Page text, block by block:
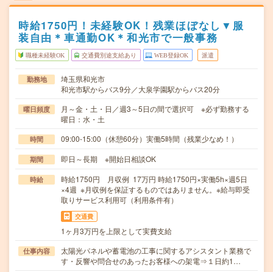
時給1750円！未経験OK！残業ほぼなし▼服
装自由＊車通勤OK＊和光市で一般事務
職種未経験OK 交通費別途支給あり WEB登録OK 派遣
勤務地
埼玉県和光市
和光市駅からバス9分／大泉学園駅からバス20分
曜日頻度
月～金・土・日／週3～5日の間で選択可 ※必ず勤務する
曜日：水・土
時間 09:00-15:00（休憩60分）実働5時間（残業少なめ！）
期間 即日～長期 ※開始日相談OK
時給
時給1750円 月収例 17万円 時給1750円×実働5h×週5日
×4週 ※月収例を保証するものではありません。※給与即受
取りサービス利用可（利用条件有）
交通費
1ヶ月3万円を上限として実費支給
仕事内容
太陽光パネルや蓄電池の工事に関するアシスタント業務で
す・反響や問合せのあったお客様への架電⇒１日約1…